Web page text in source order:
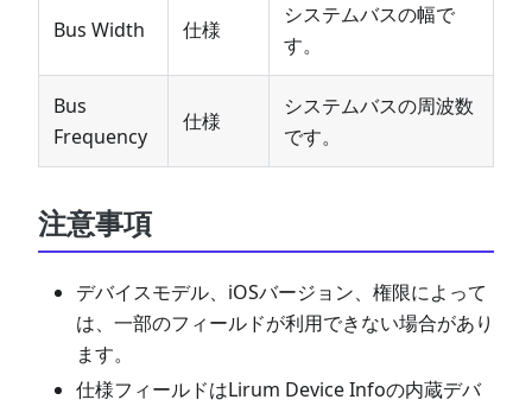
Bus Width 仕様
システムバスの幅で
す。
Bus
Frequency
仕様
システムバスの周波数
です。
注意事項
デバイスモデル、iOSバージョン、権限によって
は、一部のフィールドが利用できない場合があり
ます。
仕様フィールドはLirum Device Infoの内蔵デバ